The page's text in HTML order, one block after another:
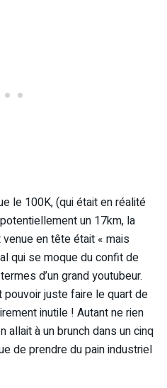
le 100K, (qui était en réalité
un 17km, la
en tête était « mais
qui se moque du confit de
d’un grand youtubeur.
juste faire le quart de
inutile ! Autant ne rien
allait à un brunch dans un cinq
de prendre du pain industriel